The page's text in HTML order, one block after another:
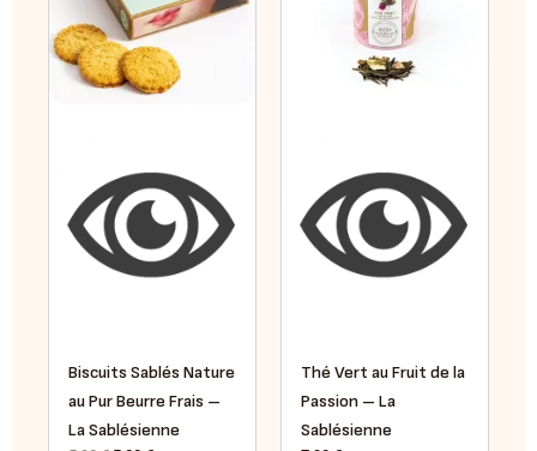
Biscuits Sablés Nature
au Pur Beurre Frais –
La Sablésienne
Thé Vert au Fruit de la
Passion – La
Sablésienne